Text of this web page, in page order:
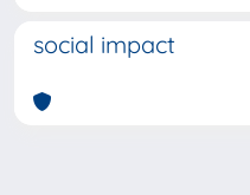
social impact